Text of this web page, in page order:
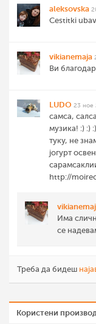
aleksovska
Cestitki
vikianemaja
Ви
LUDO 23 ное
самса,
музика! :) :)
туку, не
јогурт
http://
Има
се
Треба да бидеш
Користени